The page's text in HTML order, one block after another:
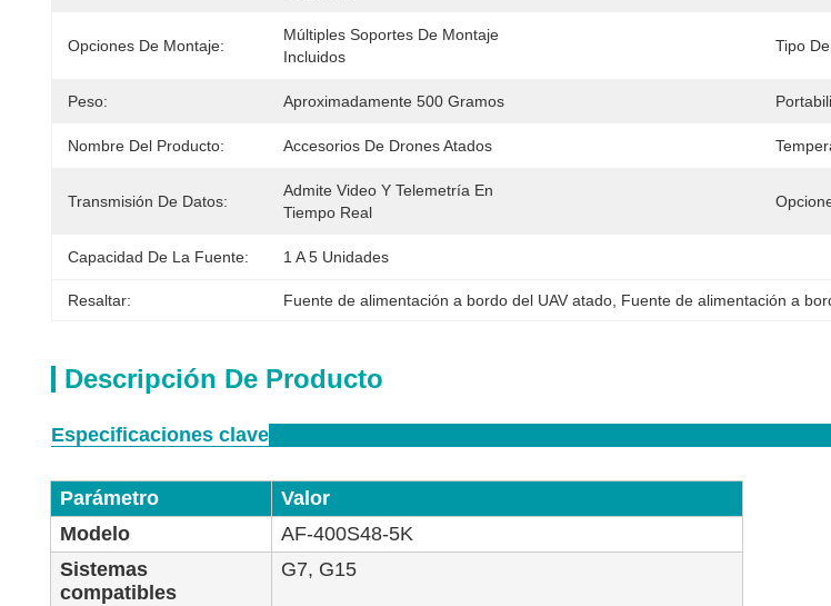
Opciones De Montaje:
Múltiples Soportes De Montaje
Incluidos
Tipo
Peso: Aproximadamente 500 Gramos
Nombre Del Producto: Accesorios De Drones Atados
Transmisión De Datos:
Admite Video Y Telemetría En
Tiempo Real
Capacidad De La Fuente: 1 A 5 Unidades
Resaltar: Fuente de alimentación a bordo del UAV atado Fuente de alimentación a
Descripción De Producto
Especificaciones clave
Parámetro
Valor
Modelo
AF-400S48-5K
Sistemas
compatibles
G7, G15